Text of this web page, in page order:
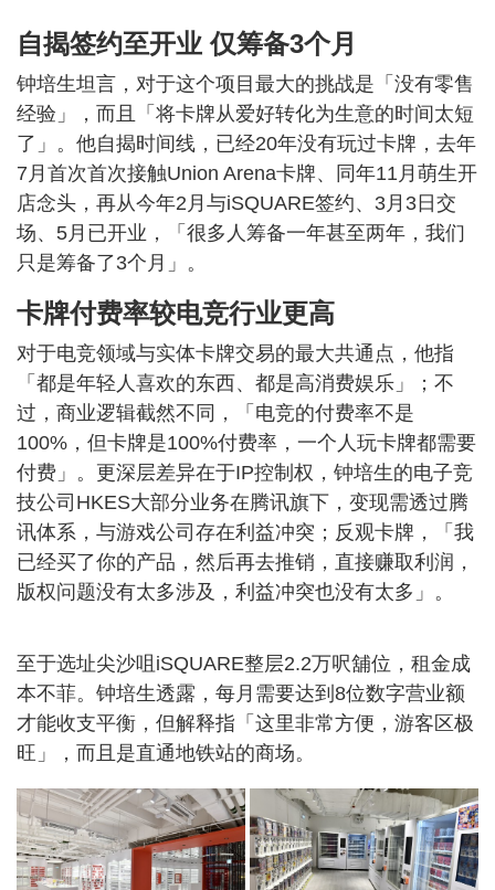
自揭签约至开业 仅筹备3个月
钟培生坦言，对于这个项目最大的挑战是「没有零售
经验」，而且「将卡牌从爱好转化为生意的时间太短
了」。他自揭时间线，已经20年没有玩过卡牌，去年
7月首次首次接触Union Arena卡牌、同年11月萌生开
店念头，再从今年2月与iSQUARE签约、3月3日交
场、5月已开业，「很多人筹备一年甚至两年，我们
只是筹备了3个月」。
卡牌付费率较电竞行业更高
对于电竞领域与实体卡牌交易的最大共通点，他指
「都是年轻人喜欢的东西、都是高消费娱乐」；不
过，商业逻辑截然不同，「电竞的付费率不是
100%，但卡牌是100%付费率，一个人玩卡牌都需要
付费」。更深层差异在于IP控制权，钟培生的电子竞
技公司HKES大部分业务在腾讯旗下，变现需透过腾
讯体系，与游戏公司存在利益冲突；反观卡牌，「我
已经买了你的产品，然后再去推销，直接赚取利润，
版权问题没有太多涉及，利益冲突也没有太多」。
至于选址尖沙咀iSQUARE整层2.2万呎舖位，租金成
本不菲。钟培生透露，每月需要达到8位数字营业额
才能收支平衡，但解释指「这里非常方便，游客区极
旺」，而且是直通地铁站的商场。